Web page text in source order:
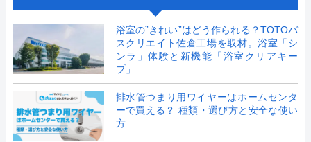
浴室の”きれい”はどう作られる？TOTOバ
スクリエイト佐倉工場を取材。浴室「シ
ンラ」体験と新機能「浴室クリアキー
プ」
排水管つまり用ワイヤーはホームセンタ
ーで買える？ 種類・選び方と安全な使い
方